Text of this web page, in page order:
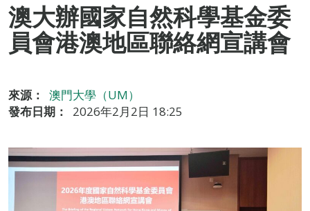
澳大辦國家自然科學基金委
員會港澳地區聯絡網宣講會
來源：
澳門大學（UM）
發布日期：
2026年2月2日 18:25